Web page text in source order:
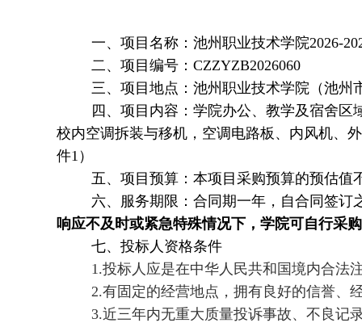
一、项目名称：池州职业技术学院2026-
二、项目编号：CZZYZB2026060
三、项目地点：池州职业技术学院（池州
四、项目内容：学院办公、教学及宿舍
校内空调拆装与移机，空调电路板、内风机、
件1）
五、项目预算：本项目采购预算的预估值
六、服务期限：合同期一年，自合同签订
响应不及时或紧急特殊情况下，学院可自行采
七、投标人资格条件
1.投标人应是在中华人民共和国境内合法
2.有固定的经营地点，拥有良好的信誉、
3.近三年内无重大质量投诉事故、不良记